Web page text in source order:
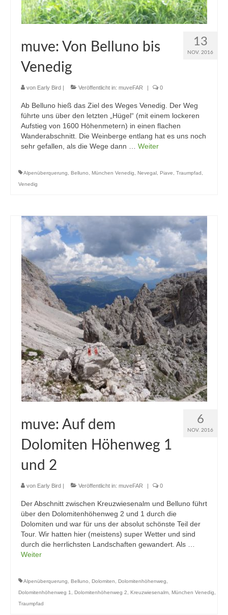
13
NOV. 2016
muve: Von Belluno bis
Venedig
von Early Bird Veröffentlicht in: muveFAR 0
Ab Belluno hieß das Ziel des Weges Venedig. Der Weg
führte uns über den letzten „Hügel“ (mit einem lockeren
Aufstieg von 1600 Höhenmetern) in einen flachen
Wanderabschnitt. Die Weinberge entlang hat es uns noch
sehr gefallen, als die Wege dann … Weiter
Alpenüberquerung, Belluno, München Venedig, Nevegal, Piave, Traumpfad,
Venedig
6
NOV. 2016
muve: Auf dem
Dolomiten Höhenweg 1
und 2
von Early Bird Veröffentlicht in: muveFAR 0
Der Abschnitt zwischen Kreuzwiesenalm und Belluno führt
über den Dolomitenhöhenweg 2 und 1 durch die
Dolomiten und war für uns der absolut schönste Teil der
Tour. Wir hatten hier (meistens) super Wetter und sind
durch die herrlichsten Landschaften gewandert. Als …
Weiter
Alpenüberquerung, Belluno, Dolomiten, Dolomitenhöhenweg,
Dolomitenhöhenweg 1, Dolomitenhöhenweg 2, Kreuzwiesenalm, München Venedig,
Traumpfad